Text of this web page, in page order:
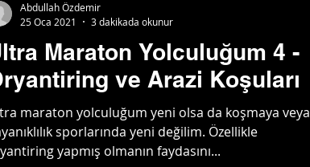
Maraton Yolculuğum 4 -
ve Arazi Koşuları
maraton yolculuğum yeni olsa da koşmaya veya
sporlarında yeni değilim. Özellikle
yapmış olmanın faydasını...
Abdullah Özdemir
25 Oca 2021
3 dakikada okunur